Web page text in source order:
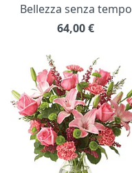
Bellezza senza tempo
64,00€